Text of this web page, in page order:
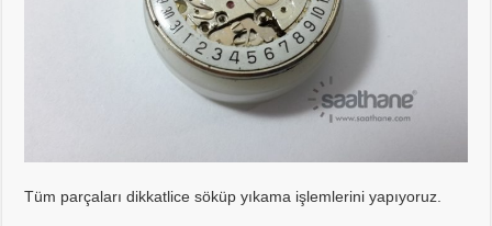
Tüm parçaları dikkatlice söküp yıkama işlemlerini yapıyoruz.